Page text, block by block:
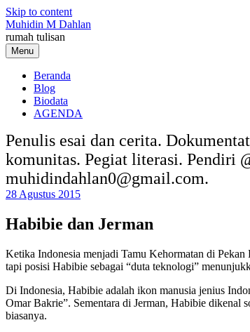
Skip to content
Muhidin M Dahlan
rumah tulisan
Menu
Beranda
Blog
Biodata
AGENDA
Penulis esai dan cerita.
komunitas. Pegiat literasi. Pendiri
muhidindahlan0@gmail.com.
28 Agustus 2015
Habibie dan Jerman
Ketika Indonesia menjadi Tamu Kehormatan di
tapi posisi Habibie sebagai “duta teknologi”
Di Indonesia, Habibie adalah ikon manusia jenius
Omar Bakrie”. Sementara di Jerman, Habibie dikenal
biasanya.